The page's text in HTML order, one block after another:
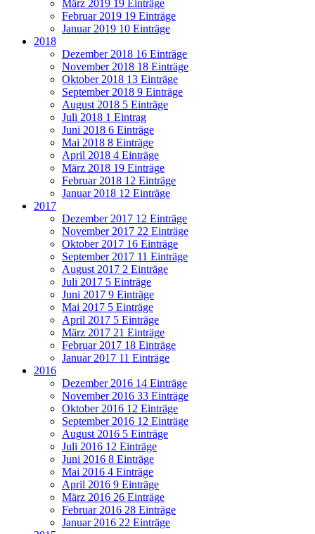
März 2019 19 Einträge
Februar 2019 19 Einträge
Januar 2019 10 Einträge
2018
Dezember 2018 16 Einträge
November 2018 18 Einträge
Oktober 2018 13 Einträge
September 2018 9 Einträge
August 2018 5 Einträge
Juli 2018 1 Eintrag
Juni 2018 6 Einträge
Mai 2018 8 Einträge
April 2018 4 Einträge
März 2018 19 Einträge
Februar 2018 12 Einträge
Januar 2018 12 Einträge
2017
Dezember 2017 12 Einträge
November 2017 22 Einträge
Oktober 2017 16 Einträge
September 2017 11 Einträge
August 2017 2 Einträge
Juli 2017 5 Einträge
Juni 2017 9 Einträge
Mai 2017 5 Einträge
April 2017 5 Einträge
März 2017 21 Einträge
Februar 2017 18 Einträge
Januar 2017 11 Einträge
2016
Dezember 2016 14 Einträge
November 2016 33 Einträge
Oktober 2016 12 Einträge
September 2016 12 Einträge
August 2016 5 Einträge
Juli 2016 12 Einträge
Juni 2016 8 Einträge
Mai 2016 4 Einträge
April 2016 9 Einträge
März 2016 26 Einträge
Februar 2016 28 Einträge
Januar 2016 22 Einträge